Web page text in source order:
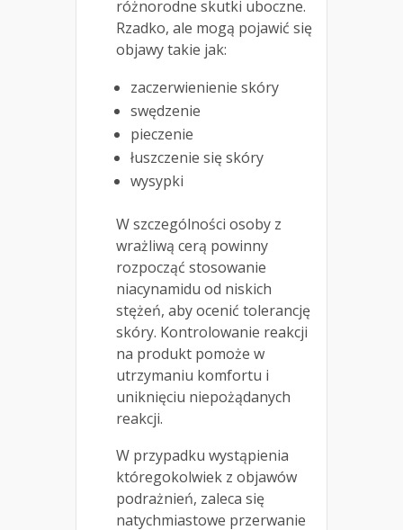
różnorodne skutki uboczne.
Rzadko, ale mogą pojawić się
objawy takie jak:
zaczerwienienie skóry
swędzenie
pieczenie
łuszczenie się skóry
wysypki
W szczególności osoby z
wrażliwą cerą powinny
rozpocząć stosowanie
niacynamidu od niskich
stężeń, aby ocenić tolerancję
skóry. Kontrolowanie reakcji
na produkt pomoże w
utrzymaniu komfortu i
uniknięciu niepożądanych
reakcji.
W przypadku wystąpienia
któregokolwiek z objawów
podrażnień, zaleca się
natychmiastowe przerwanie